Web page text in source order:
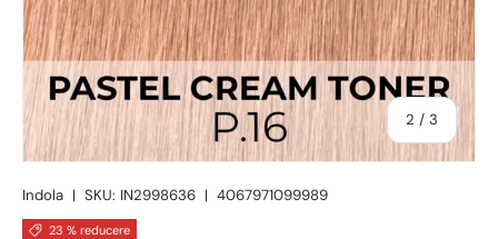
2 / 3
Indola | SKU: IN2998636 | 4067971099989
23 % reducere